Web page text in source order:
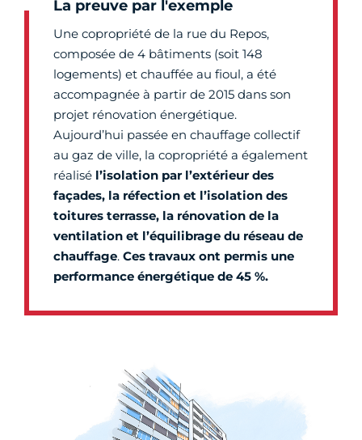
La preuve par l'exemple
Une copropriété de la rue du Repos,
composée de 4 bâtiments (soit 148
logements) et chauffée au fioul, a été
accompagnée à partir de 2015 dans son
projet rénovation énergétique.
Aujourd’hui passée en chauffage collectif
au gaz de ville, la copropriété a également
réalisé l’isolation par l’extérieur des
façades, la réfection et l’isolation des
toitures terrasse, la rénovation de la
ventilation et l’équilibrage du réseau de
chauffage. Ces travaux ont permis une
performance énergétique de 45 %.